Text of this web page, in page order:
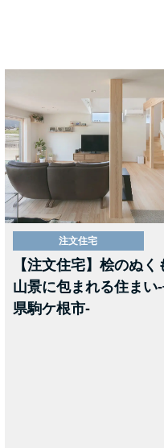
注文住宅
【注文住宅】桧のぬく
山景に包まれる住まい
県駒ケ根市-